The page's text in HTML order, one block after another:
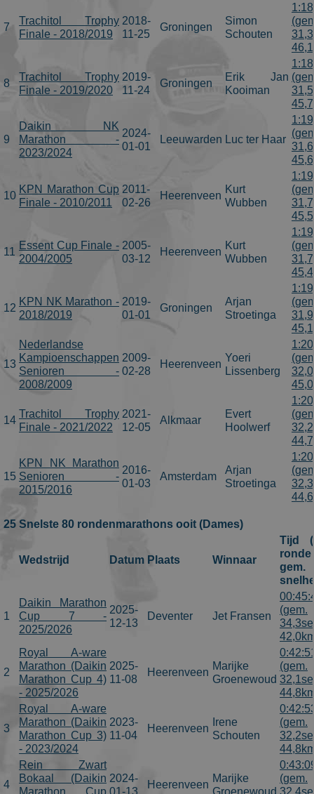
7
Trachitol Trophy
Finale - 2018/2019
2018-
11-25
Groningen
Simon
Schouten
8
Trachitol Trophy
Finale - 2019/2020
2019-
11-24
Groningen
Erik Jan
Kooiman
9
Daikin NK
Marathon -
2023/2024
2024-
01-01
Leeuwarden Luc ter Haar
10
KPN Marathon Cup
Finale - 2010/2011
2011-
02-26
Heerenveen
Kurt
Wubben
11
Essent Cup Finale -
2004/2005
2005-
03-12
Heerenveen
Kurt
Wubben
12
KPN NK Marathon -
2018/2019
2019-
01-01
Groningen
Arjan
Stroetinga
13
Nederlandse
Kampioenschappen
Senioren -
2008/2009
2009-
02-28
Heerenveen
Yoeri
Lissenberg
14
Trachitol Trophy
Finale - 2021/2022
2021-
12-05
Alkmaar
Evert
Hoolwerf
15
KPN NK Marathon
Senioren -
2015/2016
2016-
01-03
Amsterdam
Arjan
Stroetinga
25 Snelste 80 rondenmarathons ooit (Dames)
Wedstrijd Datum Plaats Winnaar
Tijd
gem.
1
Daikin Marathon
Cup 7 -
2025/2026
2025-
12-13
Deventer Jet Fransen
(gem.
2
Royal A-ware
Marathon (Daikin
Marathon Cup 4)
- 2025/2026
2025-
11-08
Heerenveen
Marijke
Groenewoud
(gem.
3
Royal A-ware
Marathon (Daikin
Marathon Cup 3)
- 2023/2024
2023-
11-04
Heerenveen
Irene
Schouten
(gem.
4
Rein Zwart
Bokaal (Daikin
Marathon Cup
2024-
01-13
Heerenveen
Marijke
Groenewoud
(gem.